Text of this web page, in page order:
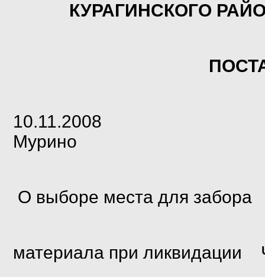
КУРАГИНСКОГО
Мурино №
О выборе места для забора
материала при ликвидации